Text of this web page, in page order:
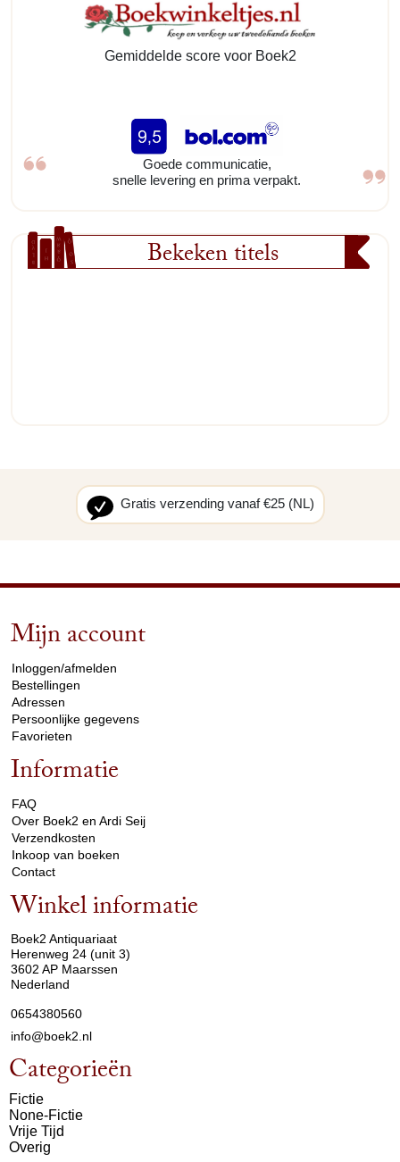
Gemiddelde score voor Boek2
Goede communicatie,
snelle levering en prima verpakt.
Bekeken titels
Gratis verzending vanaf €25 (NL)
Mijn account
Inloggen/afmelden
Bestellingen
Adressen
Persoonlijke gegevens
Favorieten
Informatie
FAQ
Over Boek2 en Ardi Seij
Verzendkosten
Inkoop van boeken
Contact
Winkel informatie
Boek2 Antiquariaat
Herenweg 24 (unit 3)
3602 AP Maarssen
Nederland
0654380560
info@boek2.nl
Categorieën
Fictie
None-Fictie
Vrije Tijd
Overig